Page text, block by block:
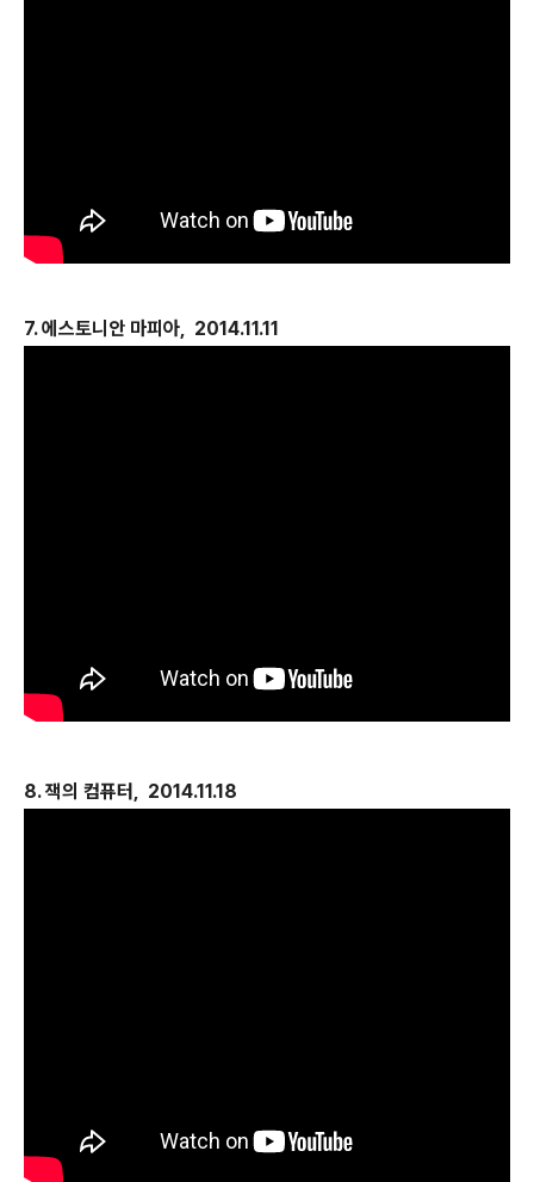
7. 에스토니안 마피아, 2014.11.11
8. 잭의 컴퓨터, 2014.11.18